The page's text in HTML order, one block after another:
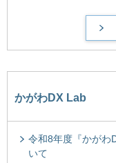
かがわDX Lab
令和8年度『かがわ
いて